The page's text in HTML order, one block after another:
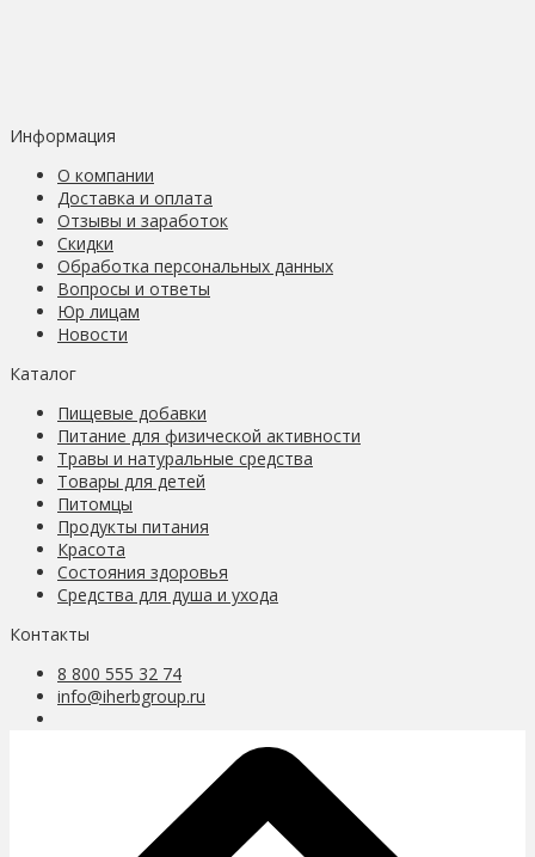
Информация
О компании
Доставка и оплата
Отзывы и заработок
Скидки
Обработка персональных данных
Вопросы и ответы
Юр лицам
Новости
Каталог
Пищевые добавки
Питание для физической активности
Травы и натуральные средства
Товары для детей
Питомцы
Продукты питания
Красота
Состояния здоровья
Средства для душа и ухода
Контакты
8 800 555 32 74
info@iherbgroup.ru